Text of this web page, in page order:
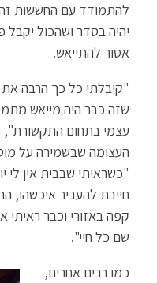
להתמודד עם החששות
יהיה בסדר ושהכול יקבל
אסור להתייאש.
"קיבלתי כל כך הרבה את
שזה כבר היה מייאש
עצמי בתחום התקשורת",
העצומה שבשמירה על
"כשראיתי שבבית אין לי
חייבת להעביר איכשהו,
קפה באזורי וכבר
שם כל חיי".
כמו רבים אחרים,